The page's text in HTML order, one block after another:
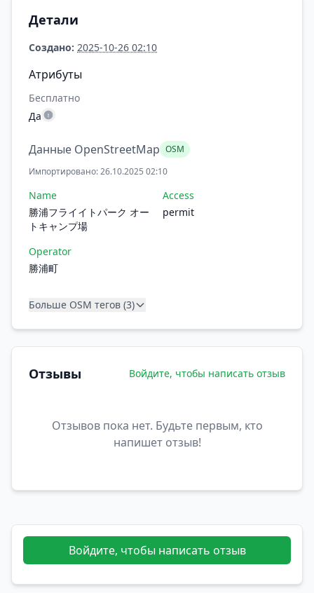
Детали
Создано: 2025-10-26 02:10
Атрибуты
Бесплатно
Да
Данные OpenStreetMap OSM
Импортировано: 26.10.2025 02:10
Name
勝浦フライイトパーク オー
トキャンプ場
Access
permit
Operator
勝浦町
Больше OSM тегов (3)
Отзывы Войдите, чтобы написать отзыв
Отзывов пока нет. Будьте первым, кто
напишет отзыв!
Войдите, чтобы написать отзыв